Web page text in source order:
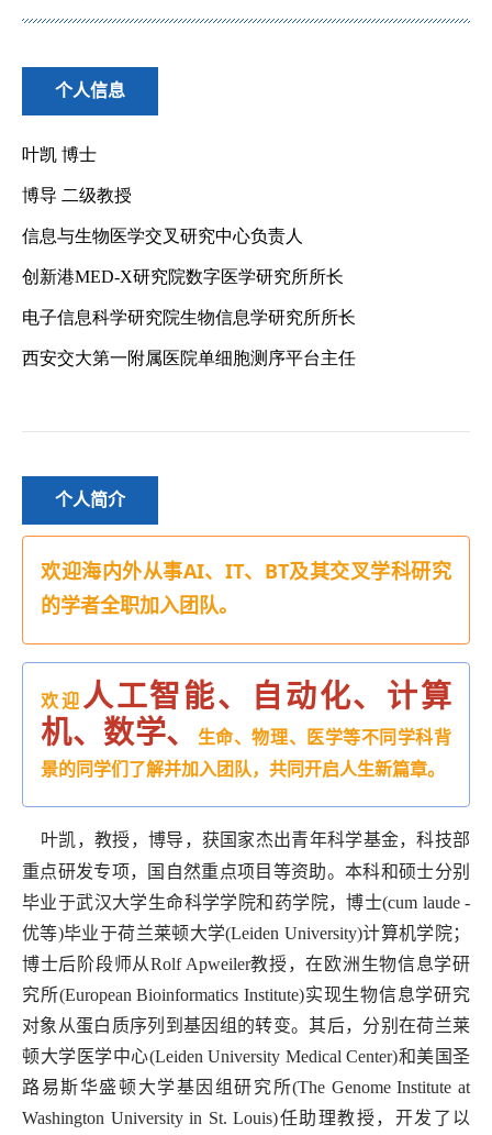
个人信息
个人简介
欢迎海内外从事AI、IT、BT及其交叉学科研究
的学者全职加入团队。
欢迎人工智能、自动化、计算
机、数学、
生命、物理、
医学等不同学科背
景的同学们了解并加入团队，共同开启人生新篇章。
叶凯，教授，博导，获国家杰出青年科学基金，科技部
重点研发专项，国自然重点项目等资助。本科和硕士分别
毕业于武汉大学生命科学学院和药学院，博士(cum laude -
优等)毕业于荷兰莱顿大学(Leiden University)计算机学院；
博士后阶段师从Rolf Apweiler教授，在欧洲生物信息学研
究所(European Bioinformatics Institute)实现生物信息学研究
对象从蛋白质序列到基因组的转变。其后，分别在荷兰莱
顿大学医学中心(Leiden University Medical Center)和美国圣
路易斯华盛顿大学基因组研究所(The Genome Institute at
Washington University in St. Louis)任助理教授，开发了以